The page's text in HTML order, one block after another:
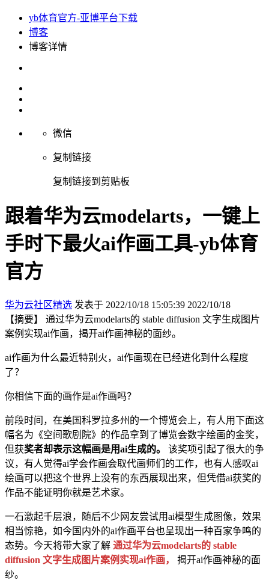
yb体育官方-亚博平台下载
博客
博客详情
微信
复制链接
复制链接到剪贴板
跟着华为云modelarts，一键上
手时下最火ai作画工具-yb体育
官方
华为云社区精选 发表于 2022/10/18 15:05:39 2022/10/18
【摘要】 通过华为云modelarts的 stable diffusion 文字生成图片
案例实现ai作画，揭开ai作画神秘的面纱。
ai作画为什么最近特别火，ai作画现在已经进化到什么程度
了？
你相信下面的画作是ai作画吗？
前段时间，在美国科罗拉多州的一个博览会上，有人用下面这
幅名为《空间歌剧院》的作品拿到了博览会数字绘画的金奖，
但获奖者却表示这幅画是用ai生成的。
该奖项引起了很大的争
议，有人觉得ai学会作画会取代画师们的工作，也有人感叹ai
绘画可以把这个世界上没有的东西展现出来，但凭借ai获奖的
作品不能证明你就是艺术家。
一石激起千层浪，随后不少网友尝试用ai模型生成图像，效果
相当惊艳，如今国内外的ai作画平台也呈现出一种百家争鸣的
态势。今天将带大家了解 通过华为云modelarts的 stable
diffusion 文字生成图片案例实现ai作画，
揭开ai作画神秘的面
纱。